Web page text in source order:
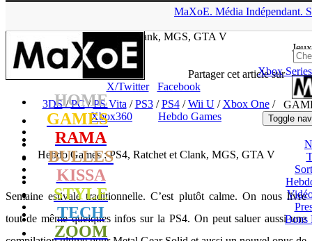
MaXoE. Média Indépendant.
HOME
GAMES
RAMA
BULLES
KISSA
STYLE
TECH
ZOOM
Jeux
Xbox
Toggle
Bons
Ratchet et Clank, MGS, GTA V
Partager cet article sur
X/Twitter
Facebook
3DS/PC/PS Vita /PS3/PS4/Wii U/ Xbox One/
Xbox360
Hebdo Games
Hebdo Games : PS4, Ratchet et Clank, MGS, GTA V
Semaine estivale traditionnelle. C’est plutôt calme. On nous livre
tout de même quelques infos sur la PS4. On peut saluer aussi une